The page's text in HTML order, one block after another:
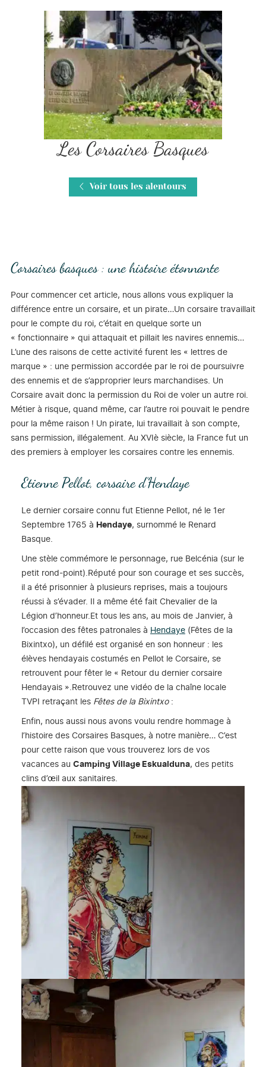
Les Corsaires Basques
Voir tous les alentours
Corsaires basques : une histoire étonnante
Pour commencer cet article, nous allons vous expliquer la
différence entre un corsaire, et un pirate…Un corsaire travaillait
pour le compte du roi, c’était en quelque sorte un
« fonctionnaire » qui attaquait et pillait les navires ennemis…
L’une des raisons de cette activité furent les « lettres de
marque » : une permission accordée par le roi de poursuivre
des ennemis et de s’approprier leurs marchandises. Un
Corsaire avait donc la permission du Roi de voler un autre roi.
Métier à risque, quand même, car l’autre roi pouvait le pendre
pour la même raison ! Un pirate, lui travaillait à son compte,
sans permission, illégalement. Au XVIè siècle, la France fut un
des premiers à employer les corsaires contre les ennemis.
Etienne Pellot, corsaire d’Hendaye
Le dernier corsaire connu fut Etienne Pellot, né le 1er
Septembre 1765 à Hendaye, surnommé le Renard
Basque.
Une stèle commémore le personnage, rue Belcénia (sur le
petit rond-point).Réputé pour son courage et ses succès,
il a été prisonnier à plusieurs reprises, mais a toujours
réussi à s’évader. Il a même été fait Chevalier de la
Légion d’honneur.Et tous les ans, au mois de Janvier, à
l’occasion des fêtes patronales à Hendaye (Fêtes de la
Bixintxo), un défilé est organisé en son honneur : les
élèves hendayais costumés en Pellot le Corsaire, se
retrouvent pour fêter le « Retour du dernier corsaire
Hendayais ».Retrouvez une vidéo de la chaîne locale
TVPI retraçant les Fêtes de la Bixintxo:
Enfin, nous aussi nous avons voulu rendre hommage à
l’histoire des Corsaires Basques, à notre manière… C’est
pour cette raison que vous trouverez lors de vos
vacances au Camping Village Eskualduna, des petits
clins d’œil aux sanitaires.